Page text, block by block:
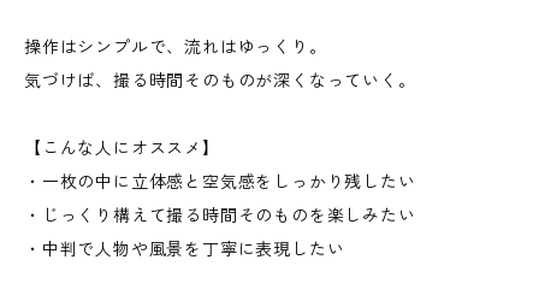
操作はシンプルで、流れはゆっくり。
気づけば、撮る時間そのものが深くなっていく。
【こんな人にオススメ】
・一枚の中に立体感と空気感をしっかり残したい
・じっくり構えて撮る時間そのものを楽しみたい
・中判で人物や風景を丁寧に表現したい